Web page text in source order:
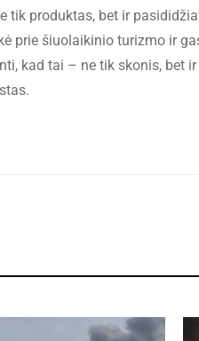
produktas, bet ir
prie šiuolaikinio turizmo ir
kad tai – ne tik skonis, bet